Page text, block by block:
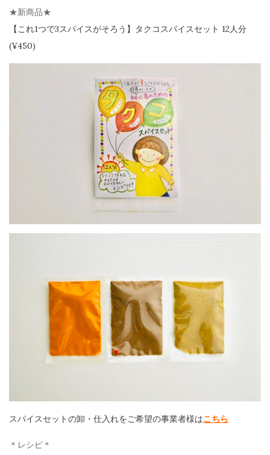
★新商品★
【これ1つで3スパイスがそろう】
タクコスパイスセット 12人分
(¥450)
スパイスセットの卸・仕入れをご希望の事業者様はこちら
＊レシピ＊